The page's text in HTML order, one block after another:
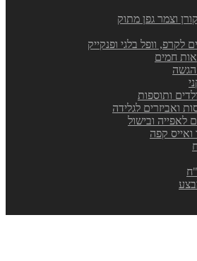
וצמר גפן מתוק
לקרפ, וופל בלגי ופנקייק
חמים
הגשה
ותוספות
ואביזרים לגלידה
לאפייה ובישול
ואייס קפה